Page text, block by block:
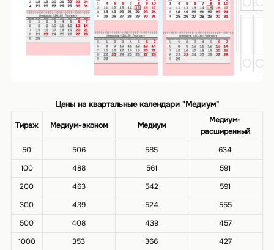
Цены на квартальные календари "Медиум"
Тираж Медиум-эконом Медиум
Медиум-
расширенный
50
506 585
634
100
488 561
591
200
463 542
591
300
439 524
555
500
408 439
457
1000
353 366
427